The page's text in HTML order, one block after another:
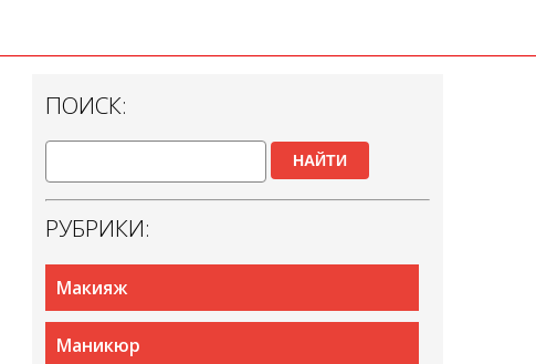
ПОИСК:
НАЙТИ
РУБРИКИ:
Макияж
Маникюр